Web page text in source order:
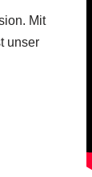
Mit
unser